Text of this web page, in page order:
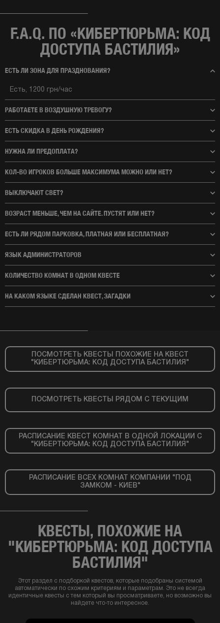
F.A.Q. ПО «КИБЕРТЮРЬМА: КОД
ДОСТУПА БАСТИЛИЯ»
ЕСТЬ ЛИ ЗОНА ДЛЯ ПРАЗДНОВАНИЯ?
Есть, 1200 грн/час
РАБОТАЕТЕ В ВОЗДУШНУЮ ТРЕВОГУ?
ЕСТЬ СКИДКА В ДЕНЬ РОЖДЕНИЯ?
НУЖНА ЛИ ПРЕДОПЛАТА?
КОЛ-ВО ИГРОКОВ БОЛЬШЕ МАКСИМУМА МОЖНО ИЛИ НЕТ?
ВЫКЛЮЧАЮТ СВЕТ?
ВОЗРАСТ МЕНЬШЕ, ЧЕМ НА САЙТЕ. ПУСТЯТ ИЛИ НЕТ?
ЕСТЬ ЛИ РЯДОМ ПАРКОВКА, ПЛАТНАЯ ИЛИ БЕСПЛАТНАЯ?
ЯЗЫК АДМИНИСТРАТОРОВ
КОЛИЧЕСТВО КОМНАТ В ОДНОМ КВЕСТЕ
НА КАКОМ ЯЗЫКЕ СДЕЛАН КВЕСТ, ЗАГАДКИ
ПОСМОТРЕТЬ КВЕСТЫ ПОХОЖИЕ НА КВЕСТ
"КИБЕРТЮРЬМА: КОД ДОСТУПА БАСТИЛИЯ"
ПОСМОТРЕТЬ КВЕСТЫ РЯДОМ С ТЕКУЩИМ
РАСПИСАНИЕ КВЕСТ КОМНАТ В ОДНОЙ ЛОКАЦИИ С
"КИБЕРТЮРЬМА: КОД ДОСТУПА БАСТИЛИЯ"
РАСПИСАНИЕ ВСЕХ КОМНАТ КОМПАНИИ "ПОД
ЗАМКОМ - КИЕВ"
КВЕСТЫ, ПОХОЖИЕ НА
"КИБЕРТЮРЬМА: КОД ДОСТУПА
БАСТИЛИЯ"
Этот раздел с подборкой квестов, которые подобраны системой
автоматически по схожим критериям и параметрам. Это не всегда
идентичные квесты с тем который вы просматриваете, но возможно вы
найдете что-то интересное.